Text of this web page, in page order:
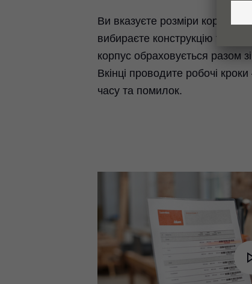
Ви вказуєте розміри корпусу
вибираєте конструкцію та
корпус обраховується разом
Вкінці проводите робочі
часу та помилок.